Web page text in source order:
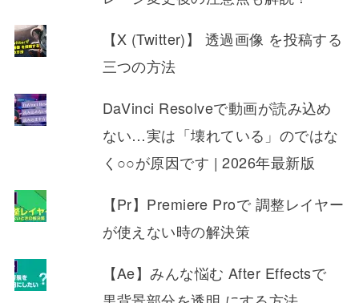
【X (Twitter)】 透過画像 を投稿する
三つの方法
DaVinci Resolveで動画が読み込め
ない…実は「壊れている」のではな
く○○が原因です | 2026年最新版
【Pr】Premiere Proで 調整レイヤー
が使えない時の解決策
【Ae】みんな悩む After Effectsで